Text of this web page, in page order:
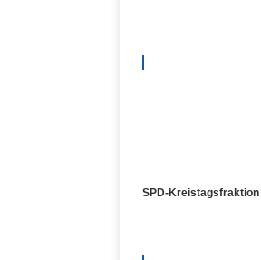
SPD-Kreistagsfraktion